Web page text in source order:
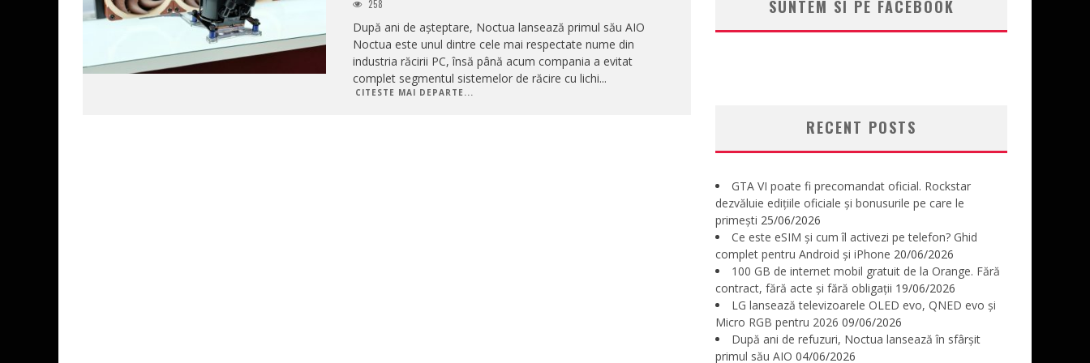
258
După ani de așteptare, Noctua lansează primul său AIO
Noctua este unul dintre cele mai respectate nume din
industria răcirii PC, însă până acum compania a evitat
complet segmentul sistemelor de răcire cu lichi...
CITESTE MAI DEPARTE...
SUNTEM SI PE FACEBOOK
RECENT POSTS
GTA VI poate fi precomandat oficial. Rockstar
dezvăluie edițiile oficiale și bonusurile pe care le
primești 25/06/2026
Ce este eSIM și cum îl activezi pe telefon? Ghid
complet pentru Android și iPhone 20/06/2026
100 GB de internet mobil gratuit de la Orange. Fără
contract, fără acte și fără obligații 19/06/2026
LG lansează televizoarele OLED evo, QNED evo și
Micro RGB pentru 2026 09/06/2026
După ani de refuzuri, Noctua lansează în sfârșit
primul său AIO 04/06/2026